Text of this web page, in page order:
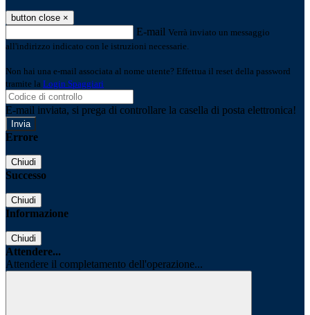
button close ×
E-mail Verrà inviato un messaggio
all'indirizzo indicato con le istruzioni necessarie.
Non hai una e-mail associata al nome utente? Effettua il reset della password
tramite la Login Spaggiari
E-mail inviata, si prega di controllare la casella di posta elettronica!
Errore
Chiudi
Successo
Chiudi
Informazione
Chiudi
Attendere...
Attendere il completamento dell'operazione...